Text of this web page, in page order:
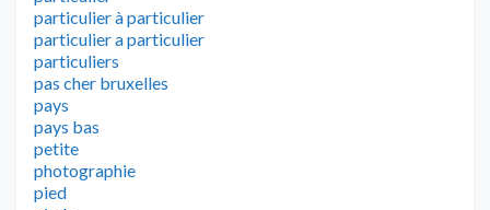
particulier à particulier
particulier a particulier
particuliers
pas cher bruxelles
pays
pays bas
petite
photographie
pied